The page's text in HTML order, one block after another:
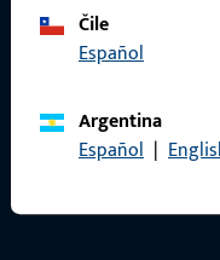
Čile
Español
Argentina
Español |